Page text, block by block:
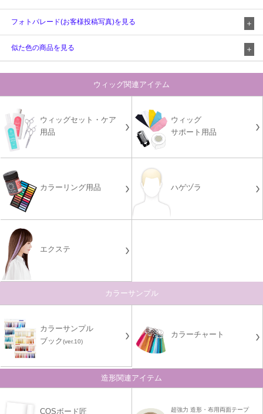
フォトパレード(お客様投稿写真)を見る
似た色の商品を見る
ウィッグ関連アイテム
ウィッグセット・ケア
用品
ウィッグ
サポート用品
カラーリング用品 ハゲヅラ
エクステ
カラーサンプル
カラーサンプル
ブック(ver.10)
カラーチャート
造形関連アイテム
COSボード匠 超強力 造形・布用両面テープ